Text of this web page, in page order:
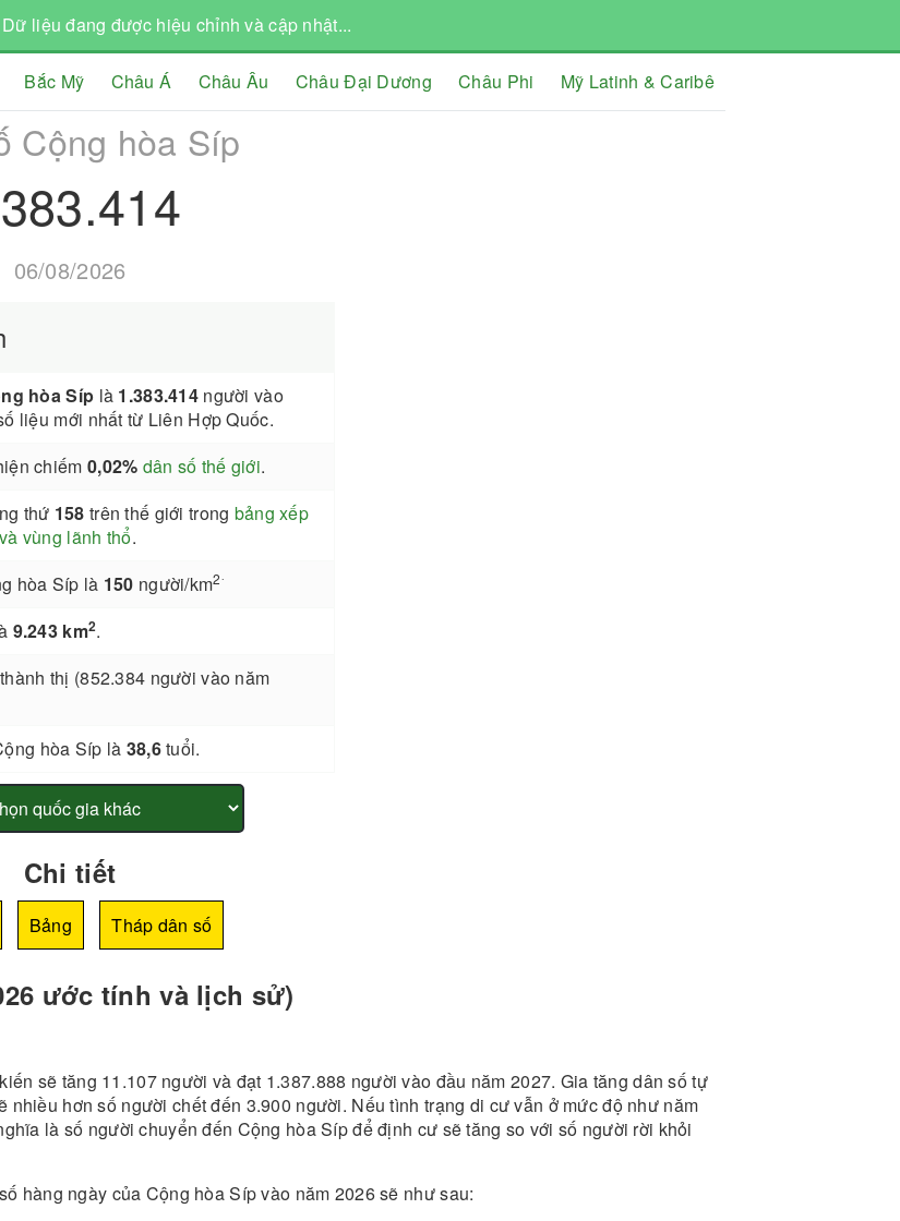
liệu đang được hiệu chỉnh và cập nhật...
Bắc Mỹ Châu Á Châu Âu Châu Đại Dương Châu Phi Mỹ Latinh & Caribê
Cộng hòa Síp
06/08/2026
hòa Síp là 1.383.414người vào
liệu mới nhất từ Liên Hợp Quốc.
chiếm 0,02% dân số thế giới.
thứ 158 trên thế giới trong bảng xếp
vùng lãnh thổ.
hòa Síp là 150 người/km2
9.243 km2.
thị (852.384 người vào năm
hòa Síp là 38,6tuổi.
Chi tiết
Bảng Tháp dân số
ước tính và lịch sử)
sẽ tăng 11.107 người và đạt 1.387.888 người vào đầu năm 2027. Gia tăng dân số tự
hơn số người chết đến 3.900 người. Nếu tình trạng di cư vẫn ở mức độ như năm
là số người chuyển đến Cộng hòa Síp để định cư sẽ tăng so với số người rời khỏi
hàng ngày của Cộng hòa Síp vào năm 2026 sẽ như sau: